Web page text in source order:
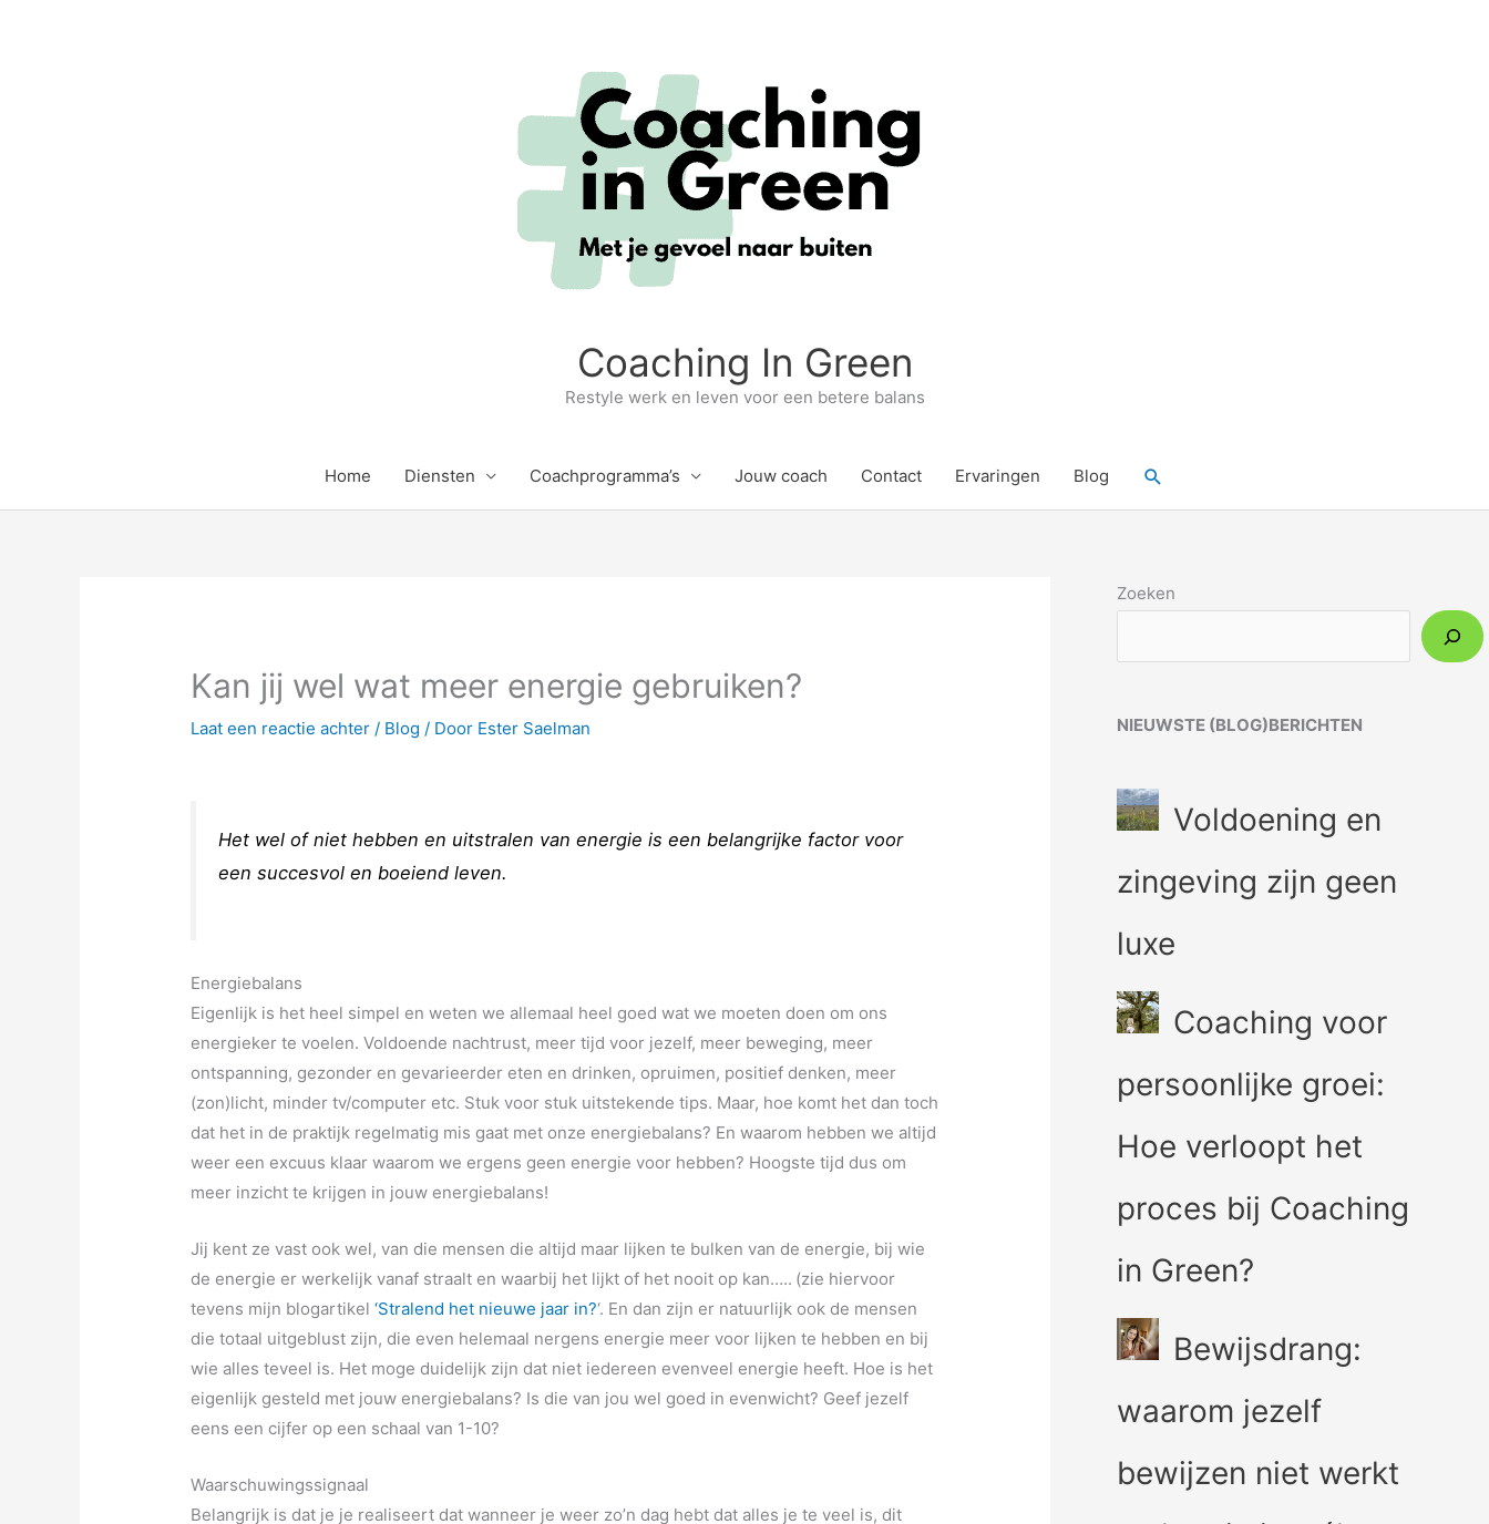
Coaching In Green
Restyle werk en leven voor een betere balans
Home Diensten Coachprogramma’s Jouw coach Contact Ervaringen Blog Zoeken
Kan jij wel wat meer energie gebruiken?
Laat een reactie achter / Blog / Door Ester Saelman
Het wel of niet hebben en uitstralen van energie is een belangrijke factor voor
een succesvol en boeiend leven.
Energiebalans
Eigenlijk is het heel simpel en weten we allemaal heel goed wat we moeten doen om ons
energieker te voelen. Voldoende nachtrust, meer tijd voor jezelf, meer beweging, meer
ontspanning, gezonder en gevarieerder eten en drinken, opruimen, positief denken, meer
(zon)licht, minder tv/computer etc. Stuk voor stuk uitstekende tips. Maar, hoe komt het dan toch
dat het in de praktijk regelmatig mis gaat met onze energiebalans? En waarom hebben we altijd
weer een excuus klaar waarom we ergens geen energie voor hebben? Hoogste tijd dus om
meer inzicht te krijgen in jouw energiebalans!
Jij kent ze vast ook wel, van die mensen die altijd maar lijken te bulken van de energie, bij wie
de energie er werkelijk vanaf straalt en waarbij het lijkt of het nooit op kan….. (zie hiervoor
tevens mijn blogartikel‘Stralend het nieuwe jaar in?‘. En dan zijn er natuurlijk ook de mensen
die totaal uitgeblust zijn, die even helemaal nergens energie meer voor lijken te hebben en bij
wie alles teveel is. Het moge duidelijk zijn dat niet iedereen evenveel energie heeft. Hoe is het
eigenlijk gesteld met jouw energiebalans? Is die van jou wel goed in evenwicht? Geef jezelf
eens een cijfer op een schaal van 1-10?
Waarschuwingssignaal
Belangrijk is dat je je realiseert dat wanneer je weer zo’n dag hebt dat alles je te veel is, dit
Zoeken
NIEUWSTE (BLOG)BERICHTEN
Voldoening en
zingeving zijn geen
luxe
Coaching voor
persoonlijke groei:
Hoe verloopt het
proces bij Coaching
in Green?
Bewijsdrang:
waarom jezelf
bewijzen niet werkt